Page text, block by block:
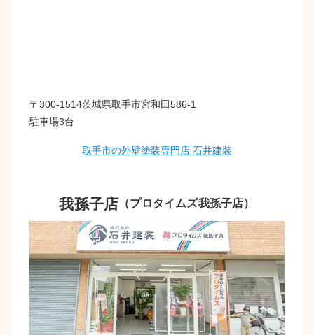
〒300-1514茨城県取手市宮和田586-1
駐車場3台
取手市の外壁塗装専門店 石井建装
我孫子店 （プロタイムズ我孫子店）